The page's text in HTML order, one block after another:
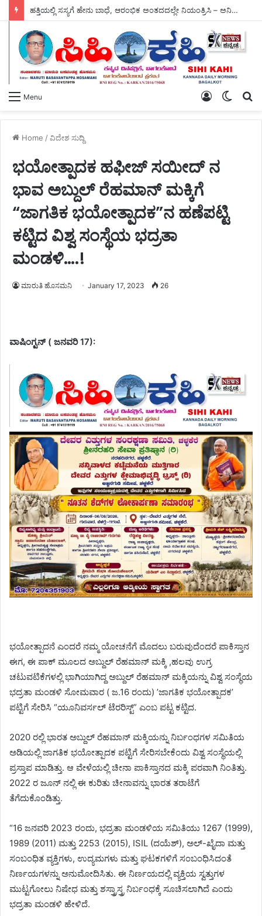
ಹತ್ತಿಯಲ್ಲಿ ಸಸ್ಯಗೆ ಹೇನು ಬಾಧೆ, ಆರಂಭಿಕ ಅಂತದದಲ್ಲೇ ನಿಯಂತ್ರಿಸಿ – ಅನಿಲ್ ದೇವ ದಶವಂತ.
Menu
Switch
Log
Home /ವಿದೇಶ ಸುದ್ದಿ
ಭಯೋತ್ಪಾದಕ ಹಫೀಜ್ ಸಯೀದ್ ನ
ಭಾವ ಅಬ್ದುಲ್ ರೆಹಮಾನ್ ಮಕ್ಕಿಗೆ
“ಜಾಗತಿಕ ಭಯೋತ್ಪಾದಕ”ನ ಹಣೆಪಟ್ಟಿ
ಕಟ್ಟಿದ ವಿಶ್ವ ಸಂಸ್ಥೆಯ ಭದ್ರತಾ
ಮಂಡಳಿ….!
ಮಾರುತಿ ಹೊಸಮನಿ January 17, 2023 26
ವಾಷಿಂಗ್ಟನ್ ( ಜನವರಿ 17):‌‌
ಭಯೋತ್ಪಾದನೆ ಎಂದರೆ ನಮ್ಮ ಯೋಚನೆಗೆ ಮೊದಲು ಬರುವುದೆಂದರೆ ಪಾಕಿಸ್ತಾನ
ಈಗ, ಈ ಪಾಕ್‌ ಮೂಲದ ಅಬ್ದುಲ್ ರೆಹಮಾನ್ ಮಕ್ಕಿ ,ಹಲವು ಉಗ್ರ
ಚಟುವಟಿಕೆಗಳಲ್ಲಿ ಭಾಗಿಯಾಗಿದ್ದ ಅಬ್ದುಲ್ ರೆಹಮಾನ್ ಮಕ್ಕಿಯನ್ನು ವಿಶ್ವ ಸಂಸ್ಥೆಯ
ಭದ್ರತಾ ಮಂಡಳಿ ಸೋಮವಾರ ( ಜ.16 ರಂದು) ʼಜಾಗತಿಕ ಭಯೋತ್ಪಾದಕʼ
ಪಟ್ಟಿಗೆ ಸೇರಿಸಿ “ಯೂನಿವರ್ಸಲ್ ಟೆರರಿಸ್ಟ್” ಎಂಬ ಪಟ್ಟ ಕಟ್ಟಿದ.
2020 ರಲ್ಲಿ ಭಾರತ ಅಬ್ದುಲ್ ರೆಹಮಾನ್ ಮಕ್ಕಿಯನ್ನು ನಿರ್ಬಂಧಗಳ ಸಮಿತಿಯ
ಅಡಿಯಲ್ಲಿ ಜಾಗತಿಕ ಭಯೋತ್ಪಾದಕ ಪಟ್ಟಿಗೆ ಸೇರಿಸಬೇಕೆಂದು ವಿಶ್ವ ಸಂಸ್ಥೆಯಲ್ಲಿ
ಪ್ರಸ್ತಾಪ ಮಾಡಿತ್ತು. ಆ ವೇಳೆಯಲ್ಲಿ ಚೀನಾ ಪಾಕಿಸ್ತಾನದ ಮಕ್ಕಿ ಪರವಾಗಿ ನಿಂತಿತ್ತು.
2022 ರ ಜೂನ್‌ ನಲ್ಲಿ ಈ ಕುರಿತು ಚೀನಾವನ್ನು ಭಾರತ ತರಾಟೆಗೆ
ತೆಗೆದುಕೊಂಡಿತ್ತು.
“16 ಜನವರಿ 2023 ರಂದು, ಭದ್ರತಾ ಮಂಡಳಿಯ ಸಮಿತಿಯು 1267 (1999),
1989 (2011) ಮತ್ತು 2253 (2015), ISIL (ದಯೆಶ್), ಅಲ್-ಖೈದಾ ಮತ್ತು
ಸಂಬಂಧಿತ ವ್ಯಕ್ತಿಗಳು, ಉದ್ಯಮಗಳು ಮತ್ತು ಘಟಕಗಳಿಗೆ ಸಂಬಂಧಿಸಿದಂತೆ
ನಿರ್ಣಯಗಳನ್ನು ಅನುಮೋದಿಸಿತು. ಈ ನಿರ್ಣಯದಲ್ಲಿ ವ್ಯಕ್ತಿಯ ಸ್ವತ್ತುಗಳ
ಮುಟ್ಟಗೋಲು ನಿಷೇಧ ಮತ್ತು ಶಸ್ತ್ರಾಸ್ತ್ರ ನಿರ್ಬಂಧಕ್ಕೆ ಸೂಚಿಸಲಾಗಿದೆ ಎಂದು
ಭದ್ರತಾ ಮಂಡಳಿ ಹೇಳಿದೆ.